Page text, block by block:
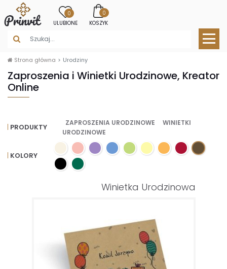
0
ULUBIONE
0
KOSZYK
Strona główna Urodziny
Zaproszenia i Winietki Urodzinowe, Kreator
Online
PRODUKTY ZAPROSZENIA URODZINOWE
WINIETKI
URODZINOWE
KOLORY
Winietka Urodzinowa